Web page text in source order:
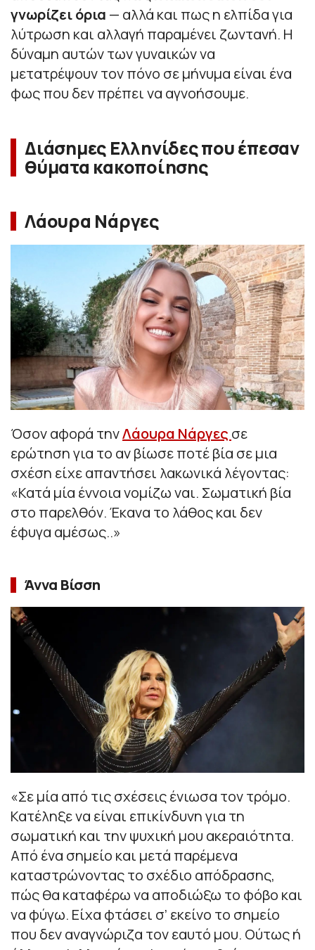
γνωρίζει όρια — αλλά και πως η ελπίδα για
λύτρωση και αλλαγή παραμένει ζωντανή. Η
δύναμη αυτών των γυναικών να
μετατρέψουν τον πόνο σε μήνυμα είναι ένα
φως που δεν πρέπει να αγνοήσουμε.
Διάσημες Ελληνίδες που έπεσαν
θύματα κακοποίησης
Λάουρα Νάργες
Όσον αφορά τηνΛάουρα Νάργες σε
ερώτηση για το αν βίωσε ποτέ βία σε μια
σχέση είχε απαντήσει λακωνικά λέγοντας:
«Κατά μία έννοια νομίζω ναι. Σωματική βία
στο παρελθόν. Έκανα το λάθος και δεν
έφυγα αμέσως..»
Άννα Βίσση
«Σε μία από τις σχέσεις ένιωσα τον τρόμο.
Κατέληξε να είναι επικίνδυνη για τη
σωματική και την ψυχική μου ακεραιότητα.
Από ένα σημείο και μετά παρέμενα
καταστρώνοντας το σχέδιο απόδρασης,
πώς θα καταφέρω να αποδιώξω το φόβο και
να φύγω. Είχα φτάσει σ’ εκείνο το σημείο
που δεν αναγνώριζα τον εαυτό μου. Ούτως ή